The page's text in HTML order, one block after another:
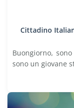
Cittadino
Buongiorno,
sono un giovane